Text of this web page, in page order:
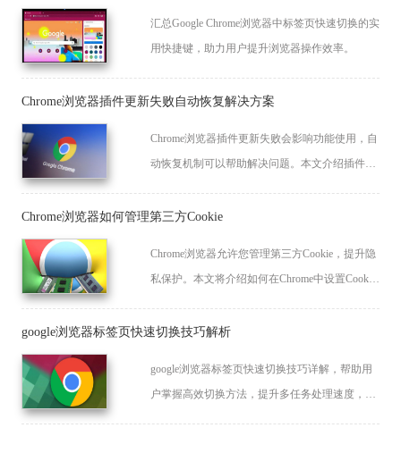
汇总Google Chrome浏览器中标签页快速切换的实
用快捷键，助力用户提升浏览器操作效率。
Chrome浏览器插件更新失败自动恢复解决方案
Chrome浏览器插件更新失败会影响功能使用，自
动恢复机制可以帮助解决问题。本文介绍插件自
Chrome浏览器如何管理第三方Cookie
Chrome浏览器允许您管理第三方Cookie，提升隐
私保护。本文将介绍如何在Chrome中设置Cookie
google浏览器标签页快速切换技巧解析
google浏览器标签页快速切换技巧详解，帮助用
户掌握高效切换方法，提升多任务处理速度，优